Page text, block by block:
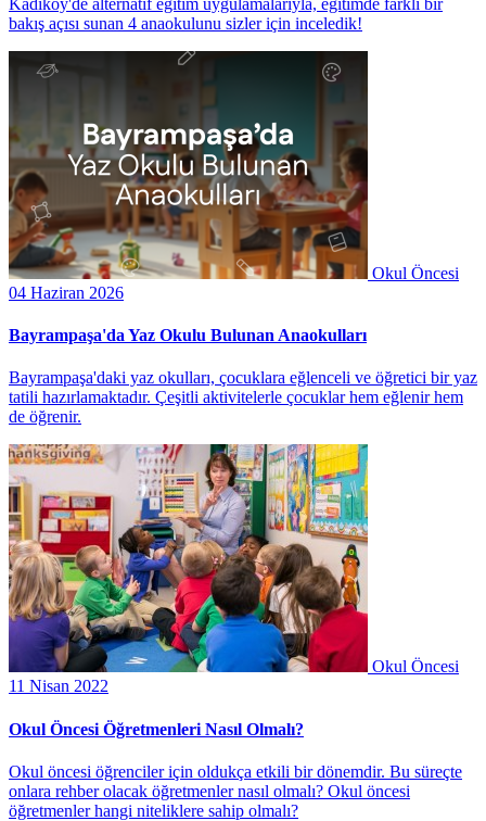
bakış açısı sunan 4 anaokulunu sizler için inceledik!
Okul Öncesi
04 Haziran 2026
Bayrampaşa'da Yaz Okulu Bulunan Anaokulları
Bayrampaşa'daki yaz okulları, çocuklara eğlenceli ve öğretici bir yaz
tatili hazırlamaktadır. Çeşitli aktivitelerle çocuklar hem eğlenir hem
de öğrenir.
Okul Öncesi
11 Nisan 2022
Okul Öncesi Öğretmenleri Nasıl Olmalı?
Okul öncesi öğrenciler için oldukça etkili bir dönemdir. Bu süreçte
onlara rehber olacak öğretmenler nasıl olmalı? Okul öncesi
öğretmenler hangi niteliklere sahip olmalı?